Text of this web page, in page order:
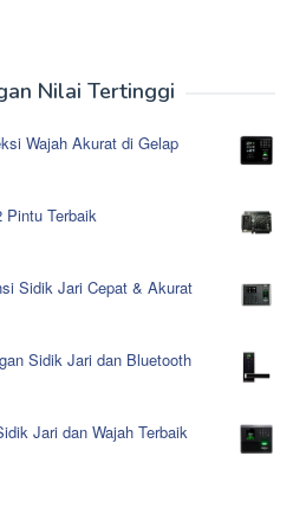
Nilai Tertinggi
Wajah Akurat di Gelap
Pintu Terbaik
Sidik Jari Cepat & Akurat
Sidik Jari dan Bluetooth
Jari dan Wajah Terbaik